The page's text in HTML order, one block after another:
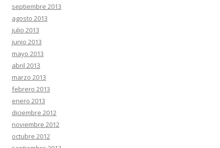
septiembre 2013
agosto 2013
julio 2013
junio 2013
mayo 2013
abril 2013
marzo 2013
febrero 2013
enero 2013
diciembre 2012
noviembre 2012
octubre 2012